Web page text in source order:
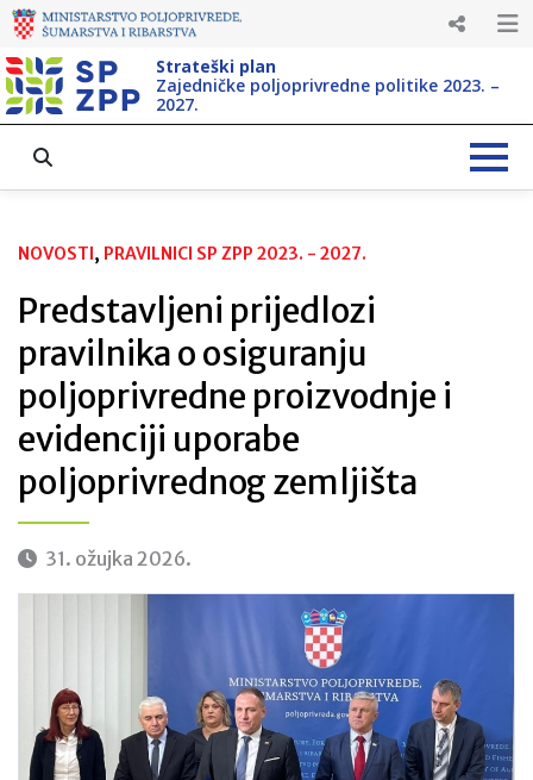
Strateški plan
Zajedničke poljoprivredne politike 2023. –
2027.
NOVOSTI, PRAVILNICI SP ZPP 2023. - 2027.
Predstavljeni prijedlozi
pravilnika o osiguranju
poljoprivredne proizvodnje i
evidenciji uporabe
poljoprivrednog zemljišta
31. ožujka 2026.